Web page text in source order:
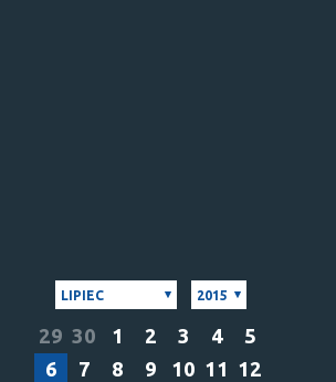
LIPIEC 2015
29 30 1 2 3 4
5
6
7 8 9 10 11 12